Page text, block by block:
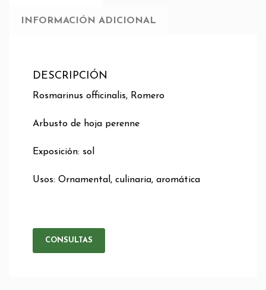
INFORMACIÓN ADICIONAL
DESCRIPCIÓN
Rosmarinus officinalis, Romero
Arbusto de hoja perenne
Exposición: sol
Usos: Ornamental, culinaria, aromática
CONSULTAS